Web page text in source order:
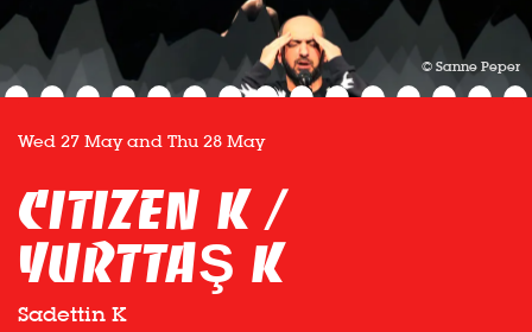
© Sanne Peper
Citizen K /
YURTTAŞ K
Sadettin K
Wed 27 Mayand Thu 28 May